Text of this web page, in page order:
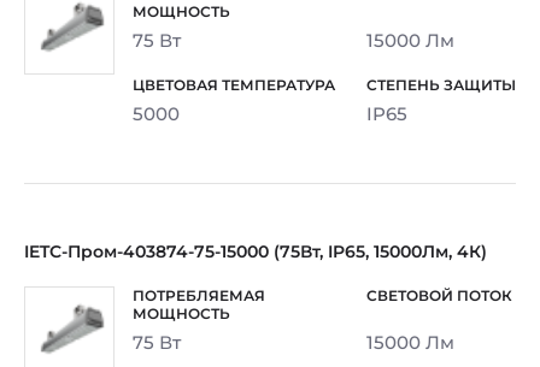
75 Вт 15000 Лм
5000 IP65
IETC-Пром-403874-75-15000 (75Вт, IP65, 15000Лм, 4К)
75 Вт 15000 Лм